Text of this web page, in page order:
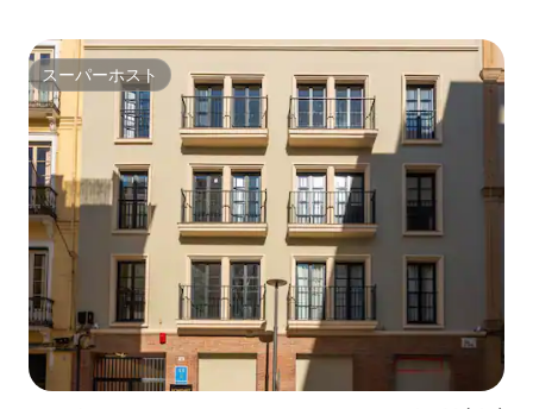
す。このターミナルは、施設を改装した
だけでなく、大規模な交通機関の交換機
能も備えています。すべてのターミナル
へのアクセスは、自家用車またはマラガ
の首都やその他の主要な地方自治体との
接続を提供する公共交通機関のいずれか
を使用して簡単に行うことができます。
また、一般航空専用のスペースもあり、
民間飛行機が停泊しています。また、施
設内には広くて多様なショッピングエリ
アがあります。この空港から運航してい
る便名と航空会社を確認するには、Aena
のウェブサイト（ www.aena.es ）を参照
してください。 空港へのアクセスには、
次の選択肢があります。 車で マラガから
も他のコスタ・デル・ソルからも、高速
スーパーホスト
スーパーホスト